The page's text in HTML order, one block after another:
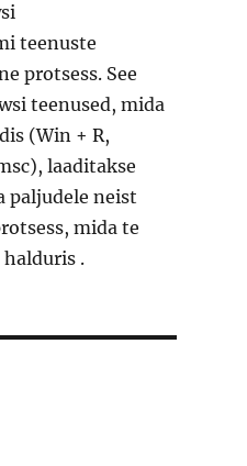
teenuste
protsess. See
teenused, mida
(Win + R,
laaditakse
paljudele neist
mida te
.
Windowsi teenuste